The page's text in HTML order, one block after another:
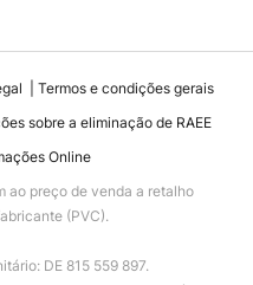
Termos e condições gerais
sobre a eliminação de RAEE
Online
ao preço de venda a retalho
(PVC).
DE 815 559 897.